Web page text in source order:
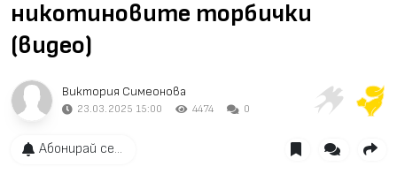
никотиновите торбички
(видео)
Виктория Симеонова
23.03.2025 15:00 4474 0
Абонирай се...